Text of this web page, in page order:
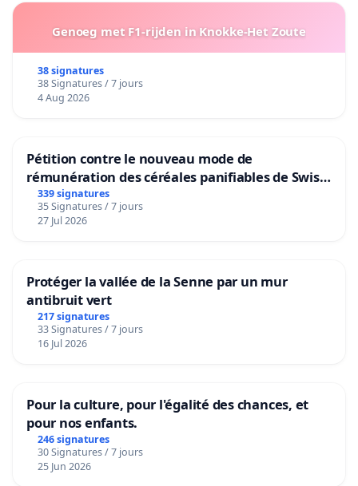
Genoeg met F1-rijden in Knokke-Het Zoute
38 signatures
38 Signatures / 7 jours
4 Aug 2026
Pétition contre le nouveau mode de
rémunération des céréales panifiables de Swiss
granum basé sur la teneur en protéines
339 signatures
35 Signatures / 7 jours
27 Jul 2026
Protéger la vallée de la Senne par un mur
antibruit vert
217 signatures
33 Signatures / 7 jours
16 Jul 2026
Pour la culture, pour l'égalité des chances, et
pour nos enfants.
246 signatures
30 Signatures / 7 jours
25 Jun 2026